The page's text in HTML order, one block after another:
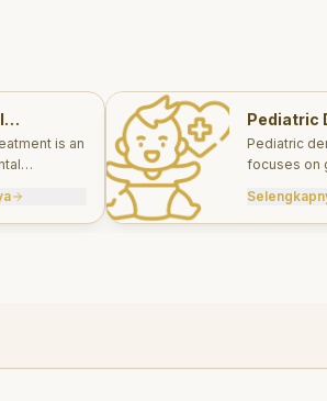
is an
has
damaged
Pediatric
Pediatric
focuses on
for infants,
teens.